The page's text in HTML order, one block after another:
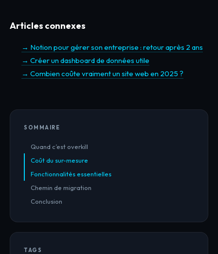
Articles connexes
→ Notion pour gérer son entreprise : retour après 2 ans
→ Créer un dashboard de données utile
→ Combien coûte vraiment un site web en 2025 ?
SOMMAIRE
Quand c’est overkill
Coût du sur-mesure
Fonctionnalités essentielles
Chemin de migration
Conclusion
TAGS